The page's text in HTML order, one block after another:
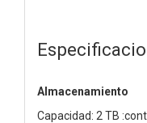
Almacenamiento
Capacidad: 2 TB